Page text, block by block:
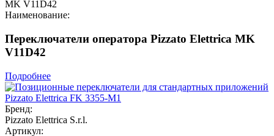
MK V11D42
Наименование:
Переключатели оператора Pizzato Elettrica MK
V11D42
Подробнее
Бренд:
Pizzato Elettrica S.r.l.
Артикул: